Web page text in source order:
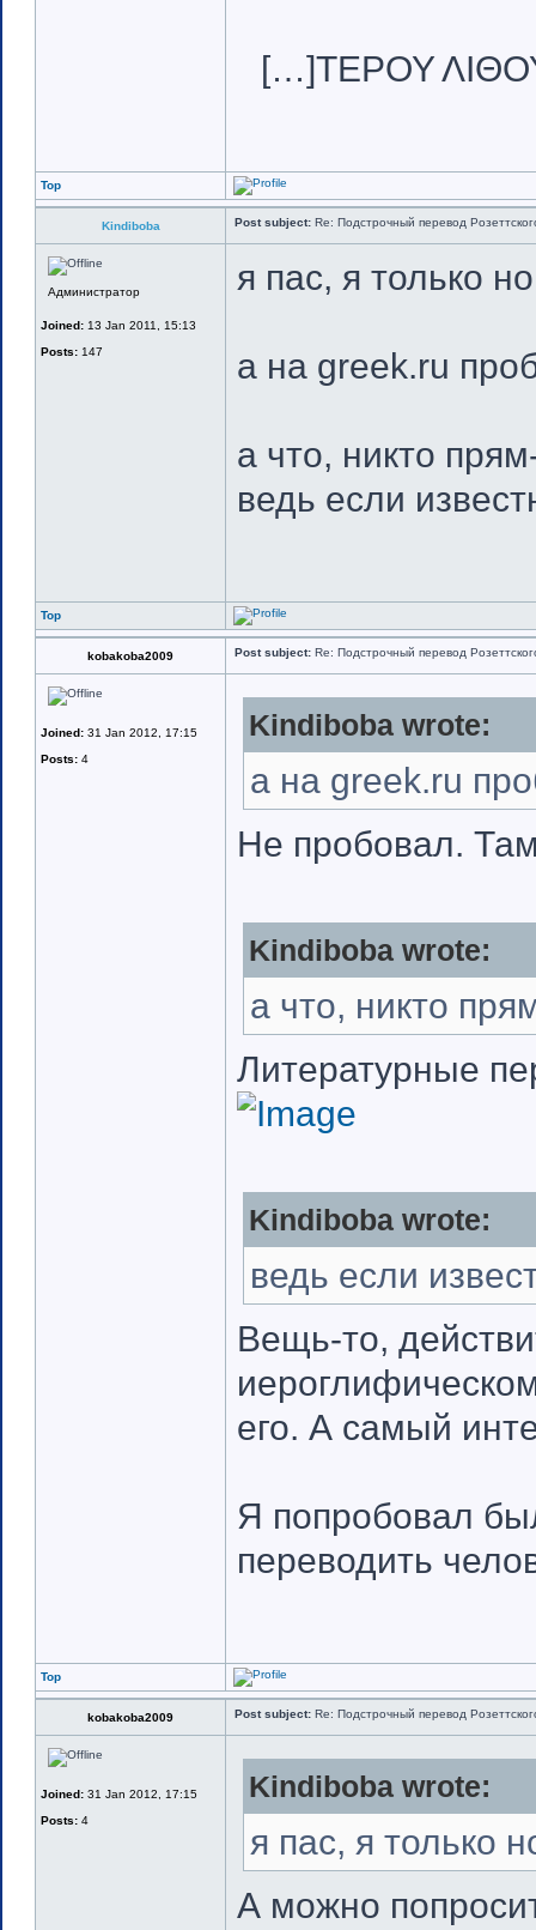
[…]ΤΕΡΟΥ
Top
Kindiboba Post subject: Re: Подстрочный перевод
Администратор
Joined: 13 Jan 2011, 15:13
Posts: 147
я пас, я только
а на greek.ru
а что, никто
ведь если
Top
kobakoba2009 Post subject: Re: Подстрочный перевод
Joined: 31 Jan 2012, 17:15
Posts: 4
Kindiboba wrote:
а на greek.ru
Не пробовал.
Kindiboba wrote:
а что, никто
Литературные
Kindiboba wrote:
ведь если
Вещь-то,
его. А самый
Я попробовал
переводить
Top
kobakoba2009 Post subject: Re: Подстрочный перевод
Joined: 31 Jan 2012, 17:15
Posts: 4
Kindiboba wrote:
я пас, я только
А можно